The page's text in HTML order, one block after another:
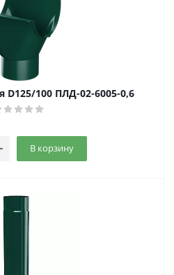
D125/100 ПЛД-02-6005-0,6
В корзину